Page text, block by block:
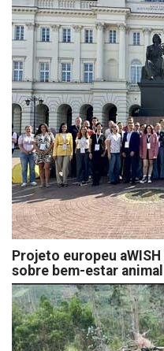
Projeto europeu
sobre bem-estar animal